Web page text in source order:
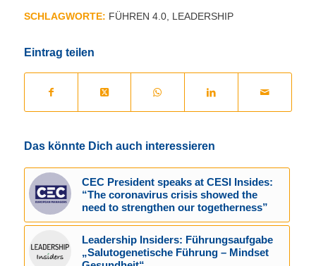
SCHLAGWORTE: FÜHREN 4.0, LEADERSHIP
Eintrag teilen
Das könnte Dich auch interessieren
CEC President speaks at CESI Insides:
“The coronavirus crisis showed the
need to strengthen our togetherness”
Leadership Insiders: Führungsaufgabe
„Salutogenetische Führung – Mindset